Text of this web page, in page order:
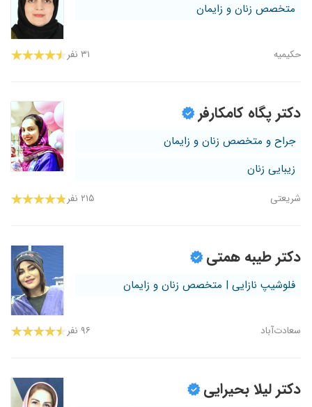
متخصص زنان و زایمان
حکیمیه ۳۱ نفر
دکتر پگاه کامکارفر
جراح و متخصص زنان و زایمان
زیبایی زنان
شریعتی ۲۱۵ نفر
دکتر طیبه همتی
فلوشیپ نازایی | متخصص زنان و زایمان
سعادت‌آباد ۹۶ نفر
دکتر لیلا بحیرایی